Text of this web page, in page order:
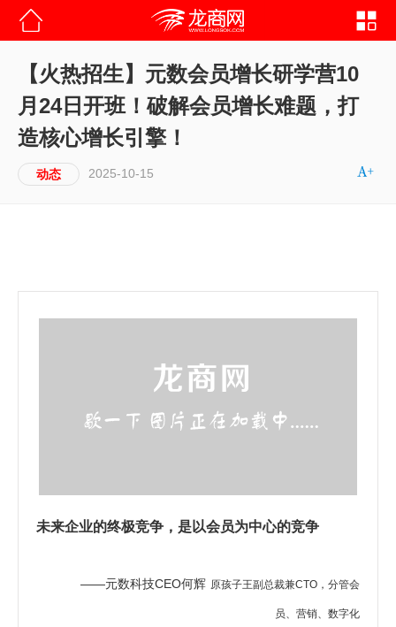
【火热招生】元数会员增长研学营10
月24日开班！破解会员增长难题，打
造核心增长引擎！
动态 2025-10-15
未来企业的终极竞争，是以会员为中心的竞争
——元数科技CEO何辉 原孩子王副总裁兼CTO，分管会
员、营销、数字化